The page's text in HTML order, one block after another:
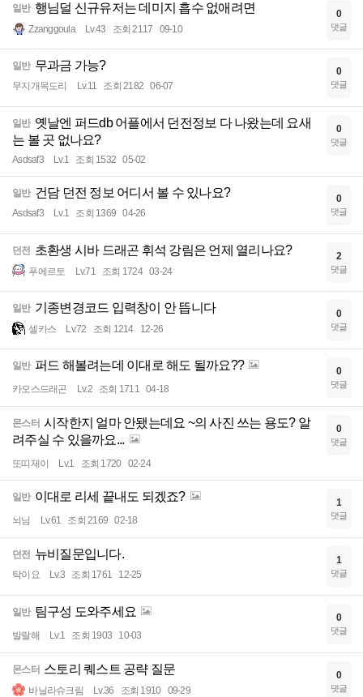
일반 행님덜 신규유저는 데미지 흡수 없애려면
Zzanggoula Lv.43 조회 2117 09-10
0
댓글
일반 무과금 가능?
무지개목도리 Lv.11 조회 2182 06-07
0
댓글
일반 옛날엔 퍼드db 어플에서 던전정보 다 나왔는데 요새
는 볼 곳 없나요?
Asdsaf3 Lv.1 조회 1532 05-02
0
댓글
일반 건담 던전 정보 어디서 볼 수 있나요?
Asdsaf3 Lv.1 조회 1369 04-26
0
댓글
던전 초환생 시바 드래곤 휘석 강림은 언제 열리나요?
푸에르토 Lv.71 조회 1724 03-24
2
댓글
일반 기종변경코드 입력창이 안 뜹니다
셀카스 Lv.72 조회 1214 12-26
0
댓글
일반 퍼드 해볼려는데 이대로 해도 될까요??
카오스드래곤 Lv.2 조회 1711 04-18
0
댓글
몬스터 시작한지 얼마 안됐는데요 ~의 사진 쓰는 용도? 알
려주실 수 있을까요...
또띠제이 Lv.1 조회 1720 02-24
0
댓글
일반 이대로 리세 끝내도 되겠죠?
뇌님 Lv.61 조회 2169 02-18
1
댓글
던전 뉴비질문입니다.
탁이요 Lv.3 조회 1761 12-25
1
댓글
일반 팀구성 도와주세요
발랄해 Lv.1 조회 1903 10-03
0
댓글
몬스터 스토리 퀘스트 공략 질문
바닐라슈크림 Lv.36 조회 1910 09-29
0
댓글